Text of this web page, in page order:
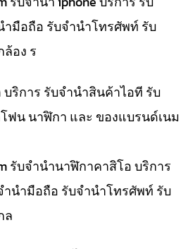
มือถือ รับจำนำโทรศัพท์ รับ
อง ร
ริการ รับจำนำสินค้าไอที รับ
ฟน นาฬิกา และ ของแบรนด์เนม
รับจำนำนาฬิกาคาสิโอ บริการ
นำมือถือ รับจำนำโทรศัพท์ รับ
ล